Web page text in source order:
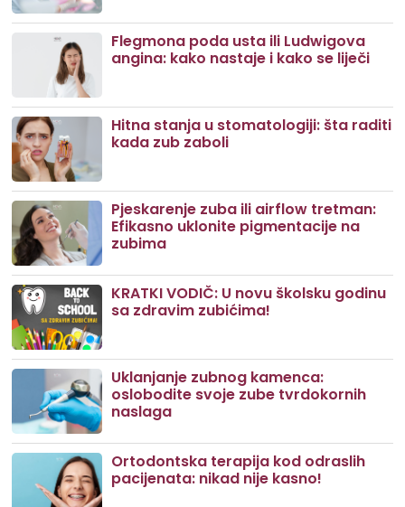
Flegmona poda usta ili Ludwigova
angina: kako nastaje i kako se liječi
Hitna stanja u stomatologiji: šta raditi
kada zub zaboli
Pjeskarenje zuba ili airflow tretman:
Efikasno uklonite pigmentacije na
zubima
KRATKI VODIČ: U novu školsku godinu
sa zdravim zubićima!
Uklanjanje zubnog kamenca:
oslobodite svoje zube tvrdokornih
naslaga
Ortodontska terapija kod odraslih
pacijenata: nikad nije kasno!